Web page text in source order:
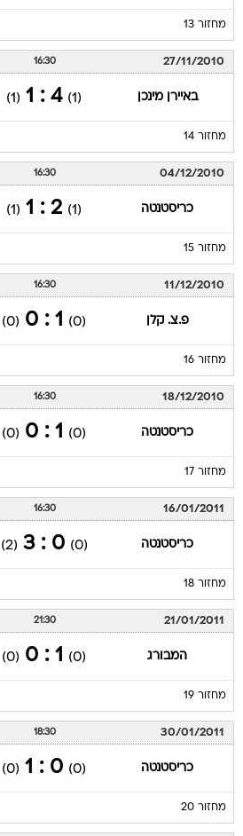
מחזור 13
27/11/2010
16:30
באיירן מינכן (1)
4 : 1
(1)
מחזור 14
04/12/2010
16:30
כריסטנטה (1)
2 : 1
(1)
מחזור 15
11/12/2010
16:30
פ.צ. קלן (0)
1 : 0
(0)
מחזור 16
18/12/2010
16:30
כריסטנטה (0)
1 : 0
(0)
מחזור 17
16/01/2011
16:30
כריסטנטה (0)
0 : 3
(2)
מחזור 18
21/01/2011
21:30
המבורג (0)
1 : 0
(0)
מחזור 19
30/01/2011
18:30
כריסטנטה (0)
0 : 1
(0)
מחזור 20